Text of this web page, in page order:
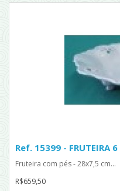
Ref. 15399 - FRUTEIRA 6
Fruteira com pés - 28x7,5 cm...
R$659,50